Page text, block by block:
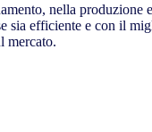
nella produzione
sia efficiente e con il
mercato.